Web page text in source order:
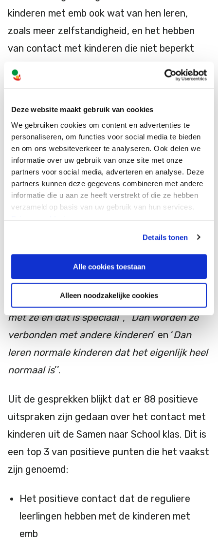
Deze website maakt gebruik van cookies
We gebruiken cookies om content en advertenties te
personaliseren, om functies voor social media te bieden
en om ons websiteverkeer te analyseren. Ook delen we
informatie over uw gebruik van onze site met onze
partners voor social media, adverteren en analyse. Deze
partners kunnen deze gegevens combineren met andere
informatie die u aan ze heeft verstrekt of die ze hebben
verzameld op basis van uw gebruik van hun services.
Details tonen
Alle cookies toestaan
Alleen noodzakelijke cookies
kinderen met emb ook wat van hen leren,
zoals meer zelfstandigheid, en het hebben
van contact met kinderen die niet beperkt
zijn. Minder verlegen zijn in het contact met
de leerlingen is ook genoemd.
Hoe denken leerlingen over kinderen met emb
bij hun op school?
Op de vraag wat leerlingen ervan vinden dat
de kinderen met emb bij hun op school zitten
geven alle 22 leerlingen aan dat ze het een
meerwaarde vinden dat de kinderen met emb
genoemd dat leerlingen het bijzonder, goed
en het gezellig vinden. De volgende citaten
illustreren dit: “Je komt dan echt in contact
met ze en dat is speciaal’’, “Dan worden ze
verbonden met andere kinderen’ en ‘Dan
leren normale kinderen dat het eigenlijk heel
normaal is’’.
Uit de gesprekken blijkt dat er 88 positieve
uitspraken zijn gedaan over het contact met
kinderen uit de Samen naar School klas. Dit is
een top 3 van positieve punten die het vaakst
zijn genoemd:
Het positieve contact dat de reguliere
leerlingen hebben met de kinderen met
emb